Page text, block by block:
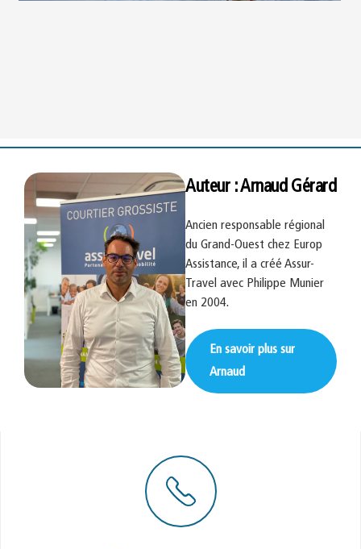
Auteur : Arnaud Gérard
Ancien responsable régional
du Grand-Ouest chez Europ
Assistance, il a créé Assur-
Travel avec Philippe Munier
en 2004.
En savoir plus sur
Arnaud